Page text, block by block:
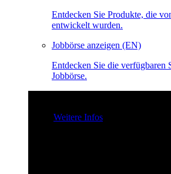
Entdecken Sie Produkte, die
entwickelt wurden.
Jobbörse anzeigen (EN)
Entdecken Sie die verfügbaren
Jobbörse.
Weitere Infos